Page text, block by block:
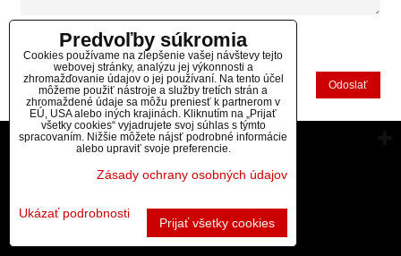
*(Povinné)
Odoslať
Vytvorené pomocou:BiznisWeb.sk
Predvoľby súkromia
Cookies používame na zlepšenie vašej návštevy tejto
webovej stránky, analýzu jej výkonnosti a
zhromažďovanie údajov o jej používaní. Na tento účel
môžeme použiť nástroje a služby tretích strán a
zhromaždené údaje sa môžu preniesť k partnerom v
EÚ, USA alebo iných krajinách. Kliknutím na „Prijať
všetky cookies“ vyjadrujete svoj súhlas s týmto
spracovaním. Nižšie môžete nájsť podrobné informácie
alebo upraviť svoje preferencie.
Zásady ochrany osobných údajov
Ukázať podrobnosti
Prijať všetky cookies